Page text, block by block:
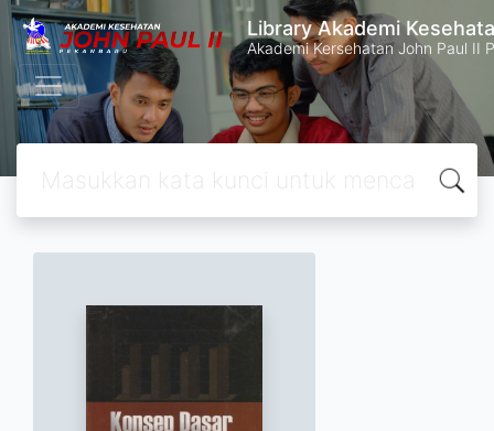
Library Akademi
Akademi Kersehatan John Paul II